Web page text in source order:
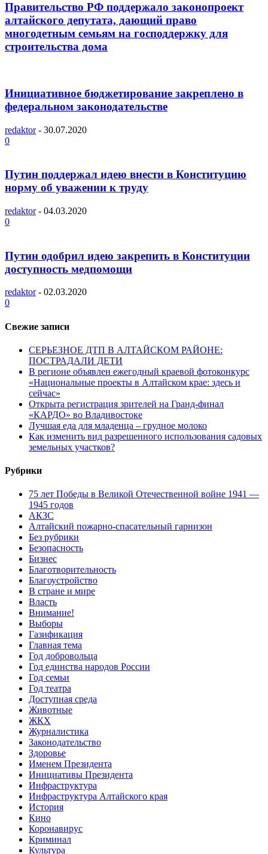
Правительство РФ поддержало законопроект
алтайского депутата, дающий право
многодетным семьям на господдержку для
строительства дома
Инициативное бюджетирование закреплено в
федеральном законодательстве
redaktor - 30.07.2020
0
Путин поддержал идею внести в Конституцию
норму об уважении к труду
redaktor - 04.03.2020
0
Путин одобрил идею закрепить в Конституции
доступность медпомощи
redaktor - 02.03.2020
0
Свежие записи
СЕРЬЕЗНОЕ ДТП В АЛТАЙСКОМ РАЙОНЕ:
ПОСТРАДАЛИ ДЕТИ
В регионе объявлен ежегодный краевой фотоконкурс
«Национальные проекты в Алтайском крае: здесь и
сейчас»
Открыта регистрация зрителей на Гранд-финал
«КАРДО» во Владивостоке
Лучшая еда для младенца – грудное молоко
Как изменить вид разрешенного использования садовых
земельных участков?
Рубрики
75 лет Победы в Великой Отечественной войне 1941 —
1945 годов
АКЗС
Алтайский пожарно-спасательный гарнизон
Без рубрики
Безопасность
Бизнес
Благотворительность
Благоустройство
В стране и мире
Власть
Внимание!
Выборы
Газификация
Главная тема
Год добровольца
Год единства народов России
Год семьи
Год театра
Доступная среда
Животные
ЖКХ
Журналистика
Законодательство
Здоровье
Именем Президента
Инициативы Президента
Инфраструктура
Инфраструктура Алтайского края
История
Кино
Коронавирус
Криминал
Культура